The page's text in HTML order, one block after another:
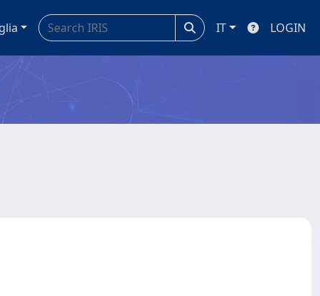
IT LOGIN